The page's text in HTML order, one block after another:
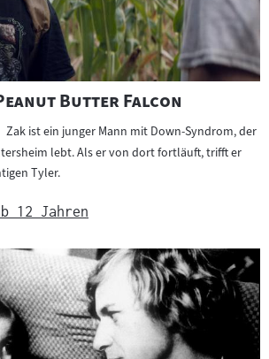
Butter Falcon
Zak ist ein junger Mann mit Down-Syndrom, der
lebt. Als er von dort fortläuft, trifft er
Tyler.
12 Jahren